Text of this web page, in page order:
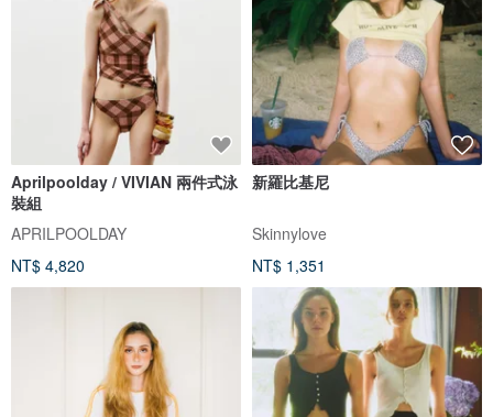
Aprilpoolday / VIVIAN 兩件式泳
裝組
APRILPOOLDAY
NT$ 4,820
新羅比基尼
Skinnylove
NT$ 1,351